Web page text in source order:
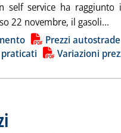
self service ha raggiunto
22 novembre, il gasoli...
Prezzi autostrade
praticati
Variazioni